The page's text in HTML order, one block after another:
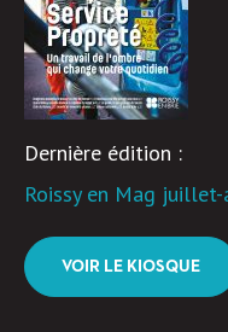
Dernière édition :
Roissy en Mag
VOIR LE KIOSQUE